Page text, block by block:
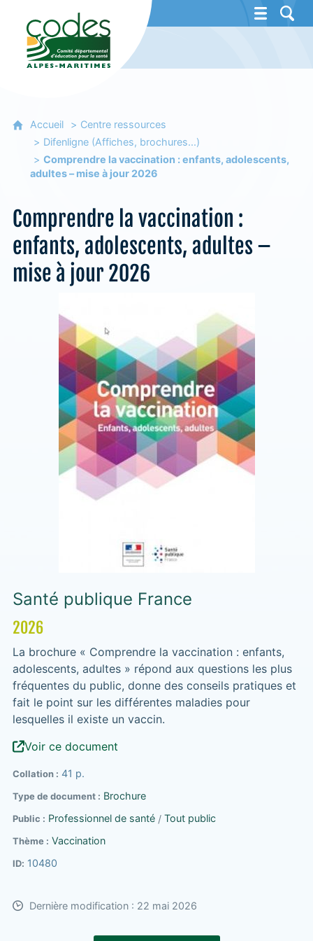
CoDES 06 - Comité départemental
Accueil
Centre ressources
Difenligne (Affiches, brochures...)
Comprendre la vaccination : enfants, adolescents,
adultes – mise à jour 2026
Comprendre la vaccination :
enfants, adolescents, adultes –
mise à jour 2026
Santé publique France
2026
La brochure « Comprendre la vaccination : enfants,
adolescents, adultes » répond aux questions les plus
fréquentes du public, donne des conseils pratiques et
fait le point sur les différentes maladies pour
lesquelles il existe un vaccin.
Voir ce document
Collation 41 p.
Type de document Brochure
Public Professionnel de santé Tout public
Thème Vaccination
ID 10480
Dernière modification : 22 mai 2026